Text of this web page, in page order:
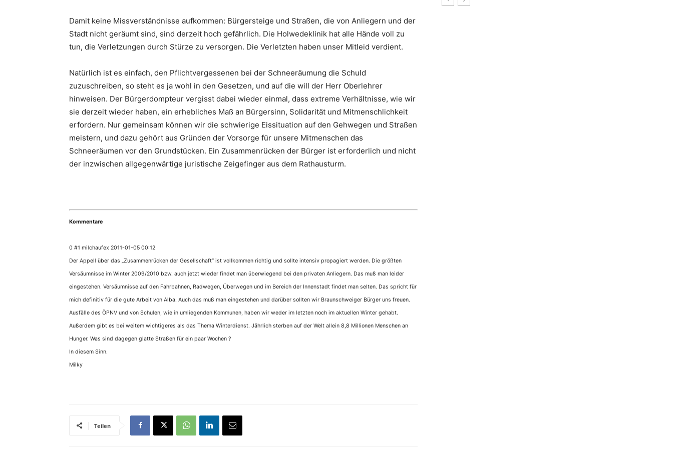
Damit keine Missverständnisse aufkommen: Bürgersteige und Straßen, die von Anliegern und der
Stadt nicht geräumt sind, sind derzeit hoch gefährlich. Die Holwedeklinik hat alle Hände voll zu
tun, die Verletzungen durch Stürze zu versorgen. Die Verletzten haben unser Mitleid verdient.
Natürlich ist es einfach, den Pflichtvergessenen bei der Schneeräumung die Schuld
zuzuschreiben, so steht es ja wohl in den Gesetzen, und auf die will der Herr Oberlehrer
hinweisen. Der Bürgerdompteur vergisst dabei wieder einmal, dass extreme Verhältnisse, wie wir
sie derzeit wieder haben, ein erhebliches Maß an Bürgersinn, Solidarität und Mitmenschlichkeit
erfordern. Nur gemeinsam können wir die schwierige Eissituation auf den Gehwegen und Straßen
meistern, und dazu gehört aus Gründen der Vorsorge für unsere Mitmenschen das
Schneeräumen vor den Grundstücken. Ein Zusammenrücken der Bürger ist erforderlich und nicht
der inzwischen allgegenwärtige juristische Zeigefinger aus dem Rathausturm.
Kommentare
0 #1 milchaufex 2011-01-05 00:12
Der Appell über das „Zusammenrücken der Gesellschaft“ ist vollkommen richtig und sollte intensiv propagiert werden. Die größten
Versäumnisse im Winter 2009/2010 bzw. auch jetzt wieder findet man überwiegend bei den privaten Anliegern. Das muß man leider
eingestehen. Versäumnisse auf den Fahrbahnen, Radwegen, Überwegen und im Bereich der Innenstadt findet man selten. Das spricht für
mich definitiv für die gute Arbeit von Alba. Auch das muß man eingestehen und darüber sollten wir Braunschweiger Bürger uns freuen.
Ausfälle des ÖPNV und von Schulen, wie in umliegenden Kommunen, haben wir weder im letzten noch im aktuellen Winter gehabt.
Außerdem gibt es bei weitem wichtigeres als das Thema Winterdienst. Jährlich sterben auf der Welt allein 8,8 Millionen Menschen an
Hunger. Was sind dagegen glatte Straßen für ein paar Wochen ?
In diesem Sinn.
Milky
Teilen